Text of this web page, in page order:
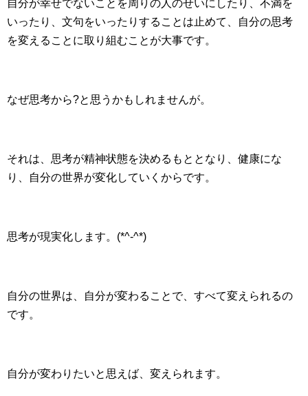
自分が幸せでないことを周りの人のせいにしたり、不満を
いったり、文句をいったりすることは止めて、自分の思考
を変えることに取り組むことが大事です。
なぜ思考から?と思うかもしれませんが。
それは、思考が精神状態を決めるもととなり、健康にな
り、自分の世界が変化していくからです。
思考が現実化します。(*^-^*)
自分の世界は、自分が変わることで、すべて変えられるの
です。
自分が変わりたいと思えば、変えられます。